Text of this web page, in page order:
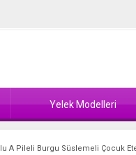
Yelek Modelleri
A Pileli Burgu Süslemeli Çocuk